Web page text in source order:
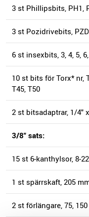
3 st Phillipsbits, PH1,
3 st Pozidrivebits,
6 st insexbits, 3, 4, 5,
10 st bits för Torx* nr,
T45, T50
2 st bitsadaptrar, 1/4"
3/8" sats:
15 st 6-kanthylsor, 8-
1 st spärrskaft, 205
2 st förlängare, 75,